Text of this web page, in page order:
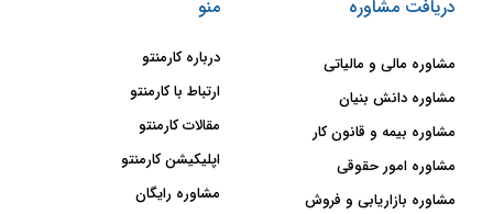
دریافت مشاوره
مشاوره مالی و مالیاتی
مشاوره دانش بنیان
مشاوره بیمه و قانون کار
مشاوره امور حقوقی
مشاوره بازاریابی و فروش
منو
درباره کارمنتو
ارتباط با کارمنتو
مقالات کارمنتو
اپلیکیشن کارمنتو
مشاوره رایگان